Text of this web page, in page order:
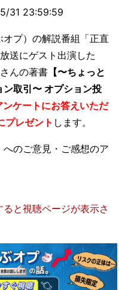
31 23:59:59
プ）の解説番組「正直
送にゲスト出演した
んの著書 【〜ちょっと
取引〜 オプション投
ンケートにお答えいただ
プレゼント します。
へのご意見・ご感想のア
と視聴ページが表示さ